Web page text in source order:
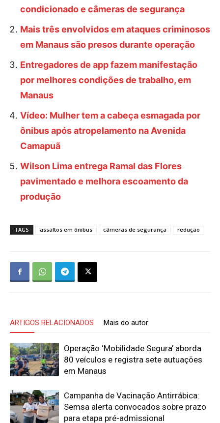
condicionado e câmeras de segurança
Mais três envolvidos em ataques criminosos
em Manaus são presos durante operação
Entregadores de app fazem manifestação
por melhores condições de trabalho, em
Manaus
Vídeo: Mulher tem a cabeça esmagada por
ônibus após atropelamento na Avenida
Camapuã
Wilson Lima entrega Ramal das Flores
pavimentado e melhora escoamento da
produção
TAGS assaltos em ônibus câmeras de segurança redução
ARTIGOS RELACIONADOS Mais do autor
Operação ‘Mobilidade Segura’ aborda
80 veículos e registra sete autuações
em Manaus
Campanha de Vacinação Antirrábica:
Semsa alerta convocados sobre prazo
para etapa pré-admissional